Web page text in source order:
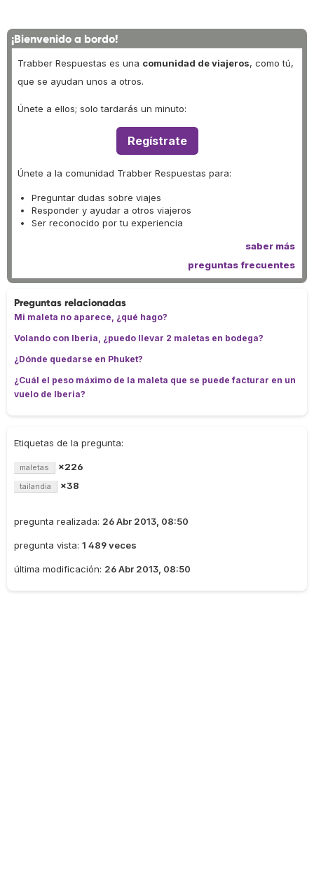
¡Bienvenido a bordo!
Trabber Respuestas es una comunidad de viajeros, como tú,
que se ayudan unos a otros.
Únete a ellos; solo tardarás un minuto:
Regístrate
Únete a la comunidad Trabber Respuestas para:
Preguntar dudas sobre viajes
Responder y ayudar a otros viajeros
Ser reconocido por tu experiencia
saber más
preguntas frecuentes
Preguntas relacionadas
Mi maleta no aparece, ¿qué hago?
Volando con Iberia, ¿puedo llevar 2 maletas en bodega?
¿Dónde quedarse en Phuket?
¿Cuál el peso máximo de la maleta que se puede facturar en un
vuelo de Iberia?
Etiquetas de la pregunta:
maletas ×226
tailandia ×38
pregunta realizada: 26 Abr 2013, 08:50
pregunta vista: 1 489 veces
última modificación: 26 Abr 2013, 08:50